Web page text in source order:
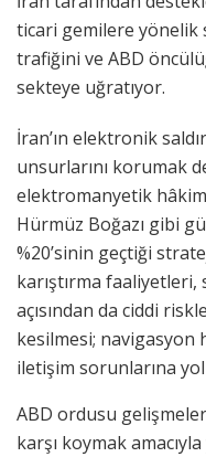
ticari gemilere yönelik
trafiğini ve ABD
sekteye uğratıyor.
İran’ın elektronik
unsurlarını korumak
elektromanyetik
Hürmüz Boğazı gibi
%20’sinin geçtiği
karıştırma
açısından da ciddi
kesilmesi; navigasyon
iletişim sorunlarına
ABD ordusu
karşı koymak